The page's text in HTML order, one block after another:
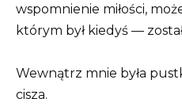
wspomnienie miłości,
którym był kiedyś —
Wewnątrz mnie była
cisza.